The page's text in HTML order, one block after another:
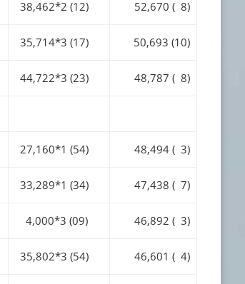
38,462*2 (12) 52,670 ( 8)
35,714*3 (17) 50,693 (10)
44,722*3 (23) 48,787 ( 8)
27,160*1 (54) 48,494 ( 3)
33,289*1 (34) 47,438 ( 7)
4,000*3 (09) 46,892 ( 3)
35,802*3 (54) 46,601 ( 4)